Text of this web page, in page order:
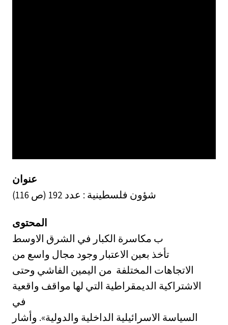
عنوان
شؤون فلسطينية : عدد 192 (ص 116)
المحتوى
ب مكاسرة الكبار في الشرق الاوسط
تأخذ بعين الاعتبار وجود مجال واسع من
الاتجاهات المختلفة ‏ من اليمين الفاشي وحتى
الاشتراكية الديمقراطية التي لها مواقف واقعية
في
السياسة الاسرائيلية الداخلية والدولية». وأشار